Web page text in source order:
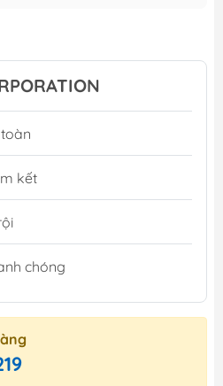
kết
chóng